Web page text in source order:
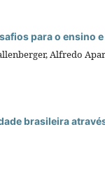
para o ensino
Alfredo
brasileira